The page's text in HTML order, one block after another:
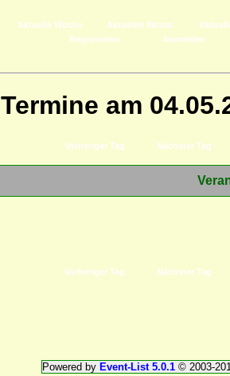
Aktuelle Woche Aktueller Monat
Registrieren
Anmelden
Termine am
Vorheriger Tag Nächster Tag
Vorheriger Tag Nächster Tag
Powered by Event-List 5.0.1© 2003-